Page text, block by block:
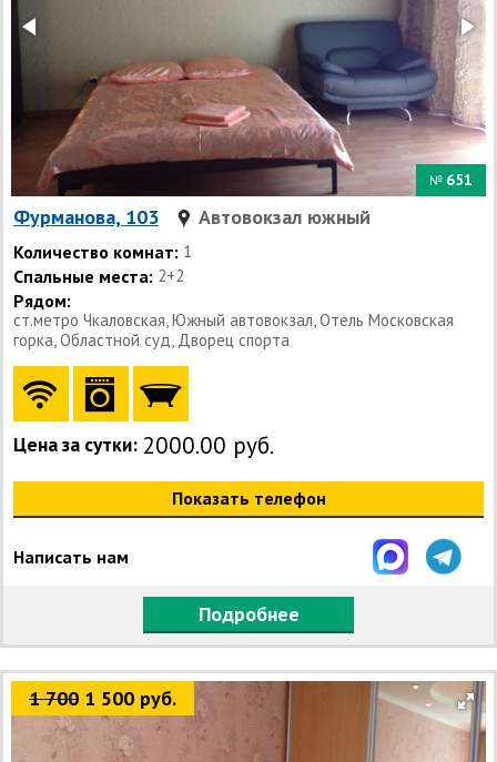
№ 651
Фурманова, 103 Автовокзал южный
Количество комнат: 1
Спальные места: 2+2
Рядом:
ст.метро Чкаловская, Южный автовокзал, Отель Московская
горка, Областной суд, Дворец спорта
Цена за сутки: 2000.00 руб.
Показать телефон
Написать нам
Подробнее
1 700 1 500 руб.